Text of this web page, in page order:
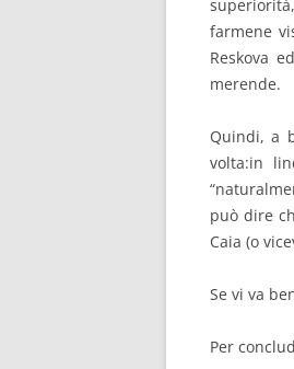
farmene
Reskova
merende.
Quindi, a
volta:in
può dire
Caia (o
Se vi va
Per